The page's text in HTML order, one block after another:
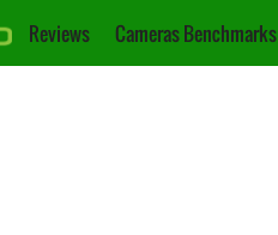
Reviews Cameras Benchmarks